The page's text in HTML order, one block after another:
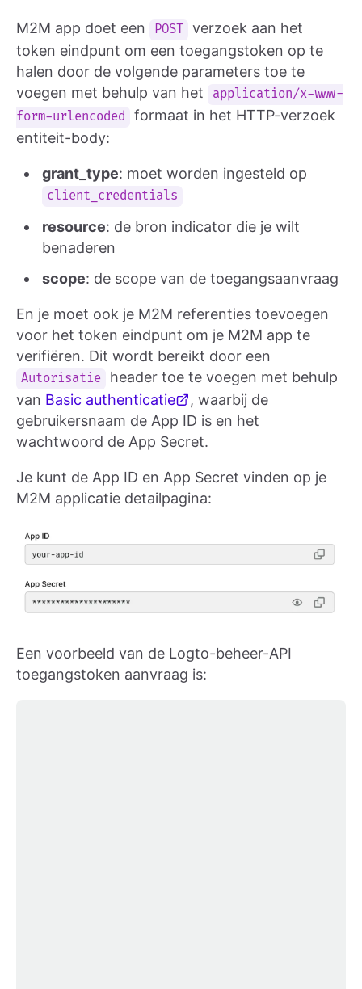
M2M app doet een POST
verzoek aan het
token eindpunt om een toegangstoken op te
halen door de volgende parameters toe te
voegen met behulp van het
application/x-www-
form-urlencoded
formaat in het HTTP-verzoek
entiteit-body:
grant_type: moet worden ingesteld op
client_credentials
resource: de bron indicator die je wilt
benaderen
scope: de scope van de toegangsaanvraag
En je moet ook je M2M referenties toevoegen
voor het token eindpunt om je M2M app te
verifiëren. Dit wordt bereikt door een
Autorisatie
header toe te voegen met behulp
van Basic authenticatie
, waarbij de
gebruikersnaam de App ID is en het
wachtwoord de App Secret.
Je kunt de App ID en App Secret vinden op je
M2M applicatie detailpagina:
Een voorbeeld van de Logto-beheer-API
toegangstoken aanvraag is: